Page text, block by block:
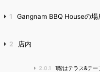
1 Gangnam BBQ Houseの場
2 店内
2.0.1 1階はテラス&テー